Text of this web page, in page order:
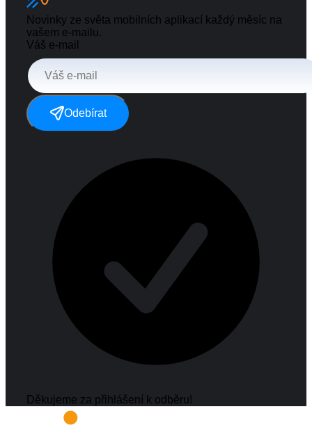
Novinky ze světa mobilních aplikací každý měsíc na
vašem e-mailu.
Váš e-mail
Odebírat
Děkujeme za přihlášení k odběru!